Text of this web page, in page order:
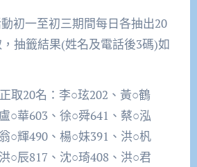
初一至初三期間每日各抽出20
抽籤結果(姓名及電話後3碼)如
取20名：李○玹202、黃○鶴
○華603、徐○舜641、蔡○泓
○輝490、楊○妹391、洪○杋
○辰817、沈○琦408、洪○君